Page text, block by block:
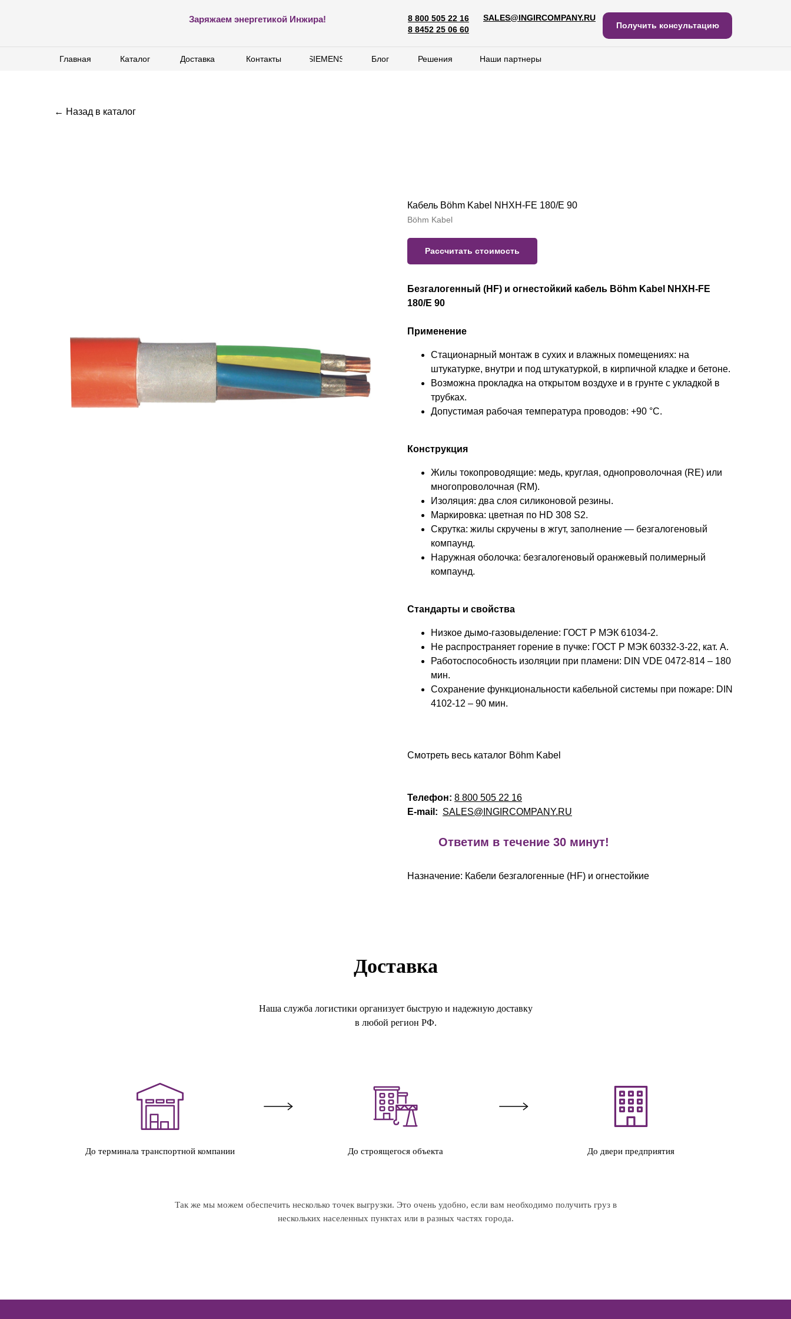
Получить консультацию
8 800 505 22 16
8 8452 25 06 60
SALES@INGIRCOMPANY.RU
Заряжаем энергетикой Инжира!
Наши партнеры
Решения
Блог
SIEMENS
Контакты
Доставка
Каталог
Главная
Получить консультацию
8 800 505 22 16
8 8452 25 06 60
SALES@INGIRCOMPANY.RU
Наши партнеры
Решения
Блог
SIEMENS
Контакты
Доставка
Каталог
Главная
← Назад в каталог
Кабель Böhm Kabel NHXH-FE 180/E 90
Böhm Kabel
Рассчитать стоимость
Безгалогенный (HF) и огнестойкий кабель Böhm Kabel NHXH-FE
180/E 90
Применение
Стационарный монтаж в сухих и влажных помещениях: на
штукатурке, внутри и под штукатуркой, в кирпичной кладке и бетоне.
Возможна прокладка на открытом воздухе и в грунте с укладкой в
трубках.
Допустимая рабочая температура проводов: +90 °C.
Конструкция
Жилы токопроводящие: медь, круглая, однопроволочная (RE) или
многопроволочная (RM).
Изоляция: два слоя силиконовой резины.
Маркировка: цветная по HD 308 S2.
Скрутка: жилы скручены в жгут, заполнение — безгалогеновый
компаунд.
Наружная оболочка: безгалогеновый оранжевый полимерный
компаунд.
Стандарты и свойства
Низкое дымо-газовыделение: ГОСТ Р МЭК 61034-2.
Не распространяет горение в пучке: ГОСТ Р МЭК 60332-3-22, кат. А.
Работоспособность изоляции при пламени: DIN VDE 0472-814 – 180
мин.
Сохранение функциональности кабельной системы при пожаре: DIN
4102-12 – 90 мин.
Смотреть весь каталог Böhm Kabel
Телефон: 8 800 505 22 16
E-mail: SALES@INGIRCOMPANY.RU
Ответим в течение 30 минут!
Назначение: Кабели безгалогенные (HF) и огнестойкие
Доставка
Наша служба логистики организует быструю и надежную доставку
в любой регион РФ.
До терминала транспортной компании До строящегося объекта До двери предприятия
Так же мы можем обеспечить несколько точек выгрузки. Это очень удобно, если вам необходимо получить груз в
нескольких населенных пунктах или в разных частях города.